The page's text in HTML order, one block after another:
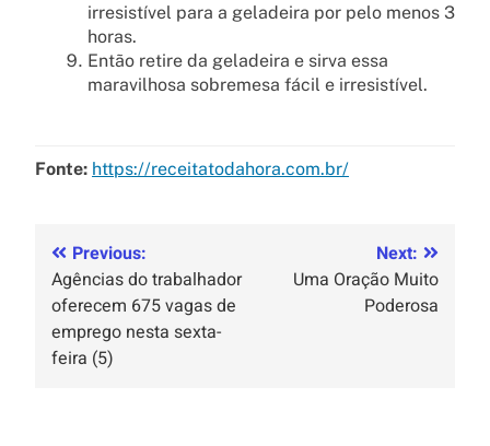
irresistível para a geladeira por pelo menos 3
horas.
Então retire da geladeira e sirva essa
maravilhosa sobremesa fácil e irresistível.
Fonte: https://receitatodahora.com.br/
Previous:
Agências do trabalhador
oferecem 675 vagas de
emprego nesta sexta-
feira (5)
Next:
Uma Oração Muito
Poderosa